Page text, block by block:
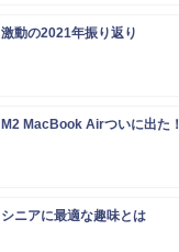
激動の2021年振り返り
M2 MacBook Airついに出た！
シニアに最適な趣味とは